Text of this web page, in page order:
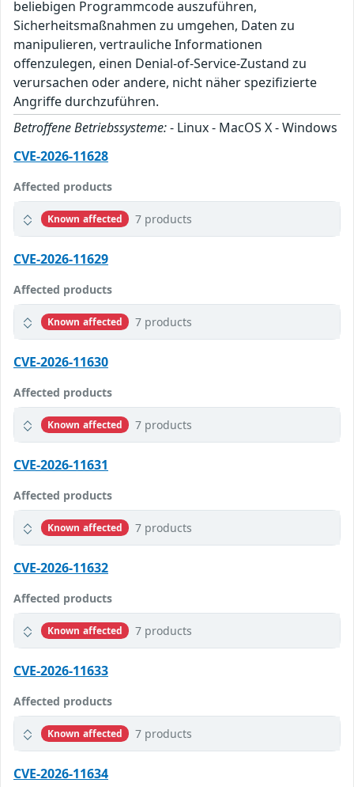
beliebigen Programmcode auszuführen,
Sicherheitsmaßnahmen zu umgehen, Daten zu
manipulieren, vertrauliche Informationen
offenzulegen, einen Denial-of-Service-Zustand zu
verursachen oder andere, nicht näher spezifizierte
Angriffe durchzuführen.
Betroffene Betriebssysteme:- Linux - MacOS X - Windows
CVE-2026-11628
Affected products
Known affected 7 products
CVE-2026-11629
Affected products
Known affected 7 products
CVE-2026-11630
Affected products
Known affected 7 products
CVE-2026-11631
Affected products
Known affected 7 products
CVE-2026-11632
Affected products
Known affected 7 products
CVE-2026-11633
Affected products
Known affected 7 products
CVE-2026-11634